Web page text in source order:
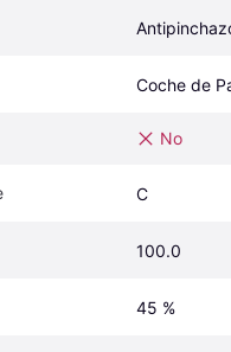
Coche de
No
C
100.0
45 %